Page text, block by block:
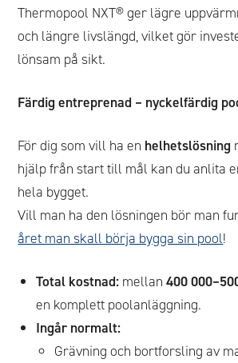
Thermopool NXT® ger lägre
och längre livslängd, vilket gör
lönsam på sikt.
Färdig entreprenad – nyckelfärdig
För dig som vill ha en helhetslösning
hjälp från start till mål kan du anlita
hela bygget.
Vill man ha den lösningen bör man
året man skall börja bygga sin pool!
Total kostnad: mellan400
en komplett poolanläggning.
Ingår normalt:
Grävning och bortforsling av